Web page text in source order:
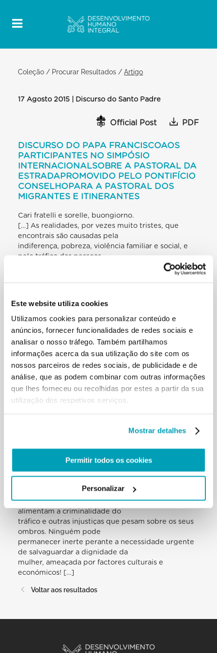
Este website utiliza cookies
Utilizamos cookies para personalizar conteúdo e
anúncios, fornecer funcionalidades de redes sociais e
analisar o nosso tráfego. Também partilhamos
informações acerca da sua utilização do site com os
nossos parceiros de redes sociais, de publicidade e de
análise, que as podem combinar com outras informações
que lhes forneceu ou recolhidas por estes a partir da sua
utilização dos respetivos serviços.
Mostrar detalhes
Permitir todos os cookies
Personalizar
Coleção / Procurar Resultados /Artigo
17 Agosto 2015 | Discurso do Santo Padre
Official Post PDF
DISCURSO DO PAPA FRANCISCOAOS
PARTICIPANTES NO SIMPÓSIO
INTERNACIONALSOBRE A PASTORAL DA
ESTRADAPROMOVIDO PELO PONTIFÍCIO
CONSELHOPARA A PASTORAL DOS
MIGRANTES E ITINERANTES
Cari fratelli e sorelle, buongiorno.
[…] As realidades, por vezes muito tristes, que
encontrais são causadas pela
indiferença, pobreza, violência familiar e social, e
pelo tráfico das pessoas
humanas. Além disso, não falta o sofrimento devido
«vadia». As crianças e as mulheres que vivem na rua
não são números, não são
«pacotes» para trocar; são seres humanos com um
nome e um rosto, com uma
identidade doada por Deus a cada uma delas. São
filhos de Deus como nós, iguais a
nós, com os nossos mesmos direitos.[…]
[…] É preocupante constatar que está a aumentar o
número das jovens e das
mulheres obrigadas a ganhar a vida pela estrada,
vezes, por parentes e familiares.
sociedades que se vangloriam de ser
modernas e de ter alcançado altos níveis de cultura
e de desenvolvimento. A
preço privam os inocentes e os
mais débeis das oportunidades de uma vida digna,
alimentam a criminalidade do
tráfico e outras injustiças que pesam sobre os seus
ombros. Ninguém pode
permanecer inerte perante a necessidade urgente
de salvaguardar a dignidade da
mulher, ameaçada por factores culturais e
económicos! […]
Voltar aos resultados